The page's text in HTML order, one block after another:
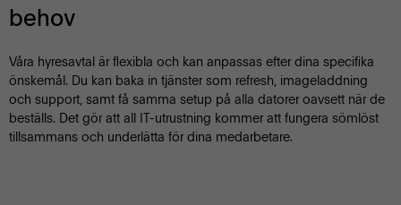
behov
Våra hyresavtal är flexibla och kan anpassas efter dina specifika
önskemål. Du kan baka in tjänster som refresh, imageladdning
och support, samt få samma setup på alla datorer oavsett när de
beställs. Det gör att all IT-utrustning kommer att fungera sömlöst
tillsammans och underlätta för dina medarbetare.